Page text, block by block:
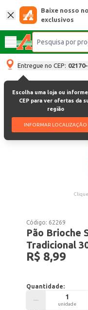
Baixe nosso
exclusivos
Entregue no CEP:
Escolha uma loja ou
CEP para ver ofertas da
região
INFORMAR LOCALIZAÇÃO
Código: 62269
Pão Brioche
Tradicional
R$ 8,99
Quantidade:
unidade